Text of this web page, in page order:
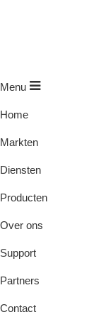
Menu
Home
Markten
Diensten
Producten
Over ons
Support
Partners
Contact